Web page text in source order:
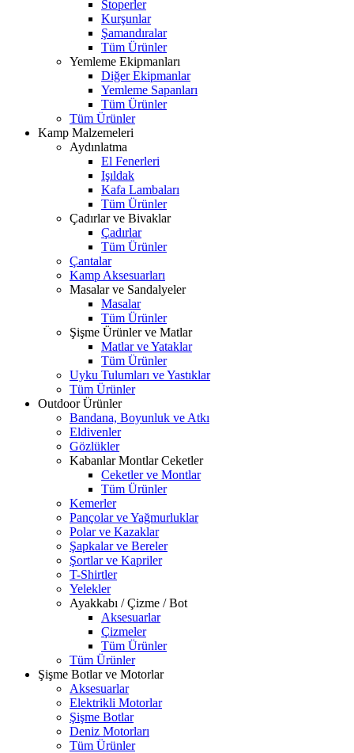
Stoperler
Kurşunlar
Şamandıralar
Tüm Ürünler
Yemleme Ekipmanları
Diğer Ekipmanlar
Yemleme Sapanları
Tüm Ürünler
Tüm Ürünler
Kamp Malzemeleri
Aydınlatma
El Fenerleri
Işıldak
Kafa Lambaları
Tüm Ürünler
Çadırlar ve Bivaklar
Çadırlar
Tüm Ürünler
Çantalar
Kamp Aksesuarları
Masalar ve Sandalyeler
Masalar
Tüm Ürünler
Şişme Ürünler ve Matlar
Matlar ve Yataklar
Tüm Ürünler
Uyku Tulumları ve Yastıklar
Tüm Ürünler
Outdoor Ürünler
Bandana, Boyunluk ve Atkı
Eldivenler
Gözlükler
Kabanlar Montlar Ceketler
Ceketler ve Montlar
Tüm Ürünler
Kemerler
Pançolar ve Yağmurluklar
Polar ve Kazaklar
Şapkalar ve Bereler
Şortlar ve Kapriler
T-Shirtler
Yelekler
Ayakkabı / Çizme / Bot
Aksesuarlar
Çizmeler
Tüm Ürünler
Tüm Ürünler
Şişme Botlar ve Motorlar
Aksesuarlar
Elektrikli Motorlar
Şişme Botlar
Deniz Motorları
Tüm Ürünler